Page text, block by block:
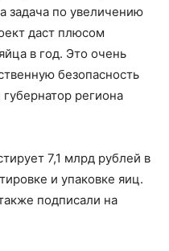
задача по увеличению
даст плюсом
в год. Это очень
безопасность
региона
7,1 млрд рублей в
и упаковке яиц.
подписали на